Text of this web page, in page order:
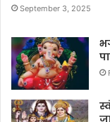
September 3, 2025